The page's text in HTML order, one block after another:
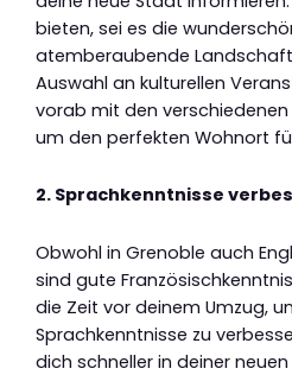
bieten, sei es die
atemberaubende
Auswahl an kulturellen
vorab mit den
um den perfekten Wohnort
2. Sprachkenntnisse
Obwohl in Grenoble auch
sind gute
die Zeit vor deinem Umzug,
Sprachkenntnisse zu
dich schneller in deiner